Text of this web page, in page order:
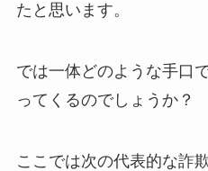
たと思います。
では一体どのような手口
ってくるのでしょうか？
ここでは次の代表的な詐